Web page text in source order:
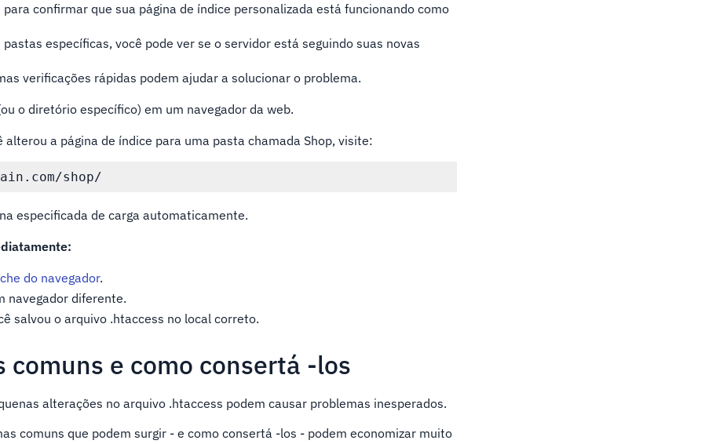
confirmar que sua página de índice personalizada está funcionando como
específicas, você pode ver se o servidor está seguindo suas novas
verificações rápidas podem ajudar a solucionar o problema.
o diretório específico) em um navegador da web.
alterou a página de índice para uma pasta chamada Shop, visite:
shop/
especificada de carga automaticamente.
do navegador.
navegador diferente.
salvou o arquivo .htaccess no local correto.
comuns e como consertá -los
alterações no arquivo .htaccess podem causar problemas inesperados.
comuns que podem surgir - e como consertá -los - podem economizar muito